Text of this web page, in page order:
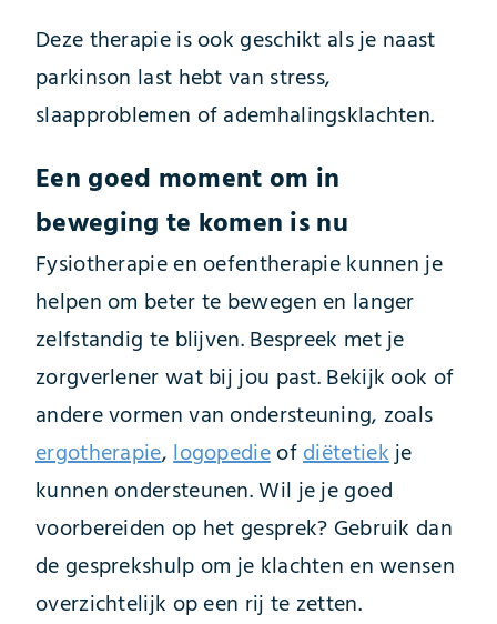
Deze therapie is ook geschikt als je naast
parkinson last hebt van stress,
slaapproblemen of ademhalingsklachten.
Een goed moment om in
beweging te komen is nu
Fysiotherapie en oefentherapie kunnen je
helpen om beter te bewegen en langer
zelfstandig te blijven. Bespreek met je
zorgverlener wat bij jou past. Bekijk ook of
andere vormen van ondersteuning, zoals
ergotherapie,logopedieofdiëtetiekje
kunnen ondersteunen. Wil je je goed
voorbereiden op het gesprek? Gebruik dan
de gesprekshulp om je klachten en wensen
overzichtelijk op een rij te zetten.